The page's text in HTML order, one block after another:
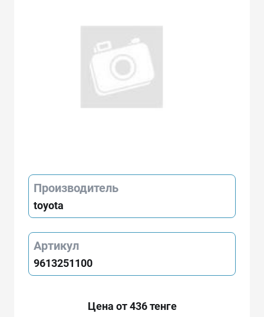
Производитель
toyota
Артикул
9613251100
Цена от 436 тенге